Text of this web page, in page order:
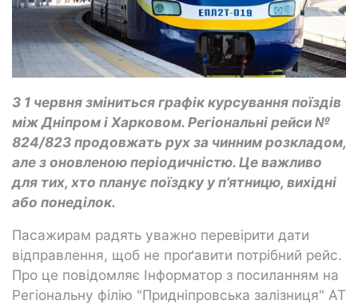
З 1 червня зміниться графік курсування поїздів
між Дніпром і Харковом. Регіональні рейси №
824/823 продовжать рух за чинним розкладом,
але з оновленою періодичністю. Це важливо
для тих, хто планує поїздку у п’ятницю, вихідні
або понеділок.
Пасажирам радять уважно перевірити дати
відправлення, щоб не проґавити потрібний рейс.
Про це повідомляє Інформатор з посиланням на
Регіональну філію "Придніпровська залізниця" АТ